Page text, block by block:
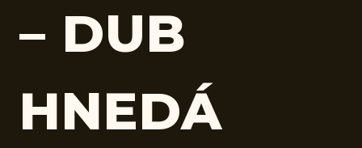
– DUB
HNEDÁ